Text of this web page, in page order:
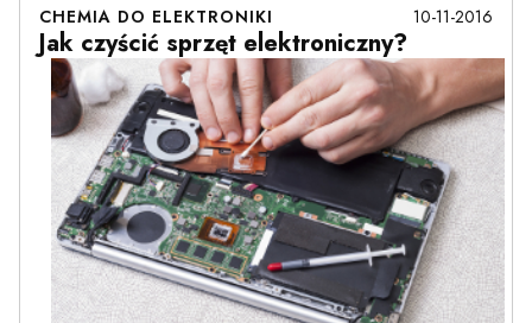
CHEMIA DO ELEKTRONIKI 10-11-2016
Jak czyścić sprzęt elektroniczny?